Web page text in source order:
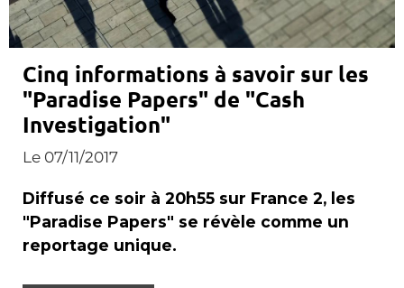
Cinq informations à savoir sur les
"Paradise Papers" de "Cash
Investigation"
Le 07/11/2017
Diffusé ce soir à 20h55 sur France 2, les
"Paradise Papers" se révèle comme un
reportage unique.